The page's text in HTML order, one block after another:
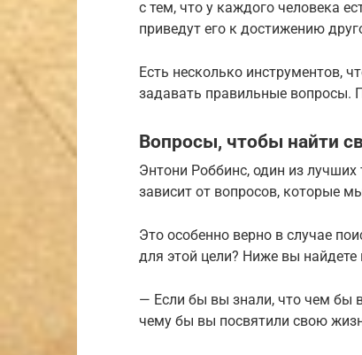
с тем, что у каждого человека
приведут его к достижению
Есть несколько
задавать правильные вопросы.
Вопросы, чтобы найти
Энтони Роббинс, один из
зависит от вопросов, которые
Это особенно верно в случае
для этой цели? Ниже вы
— Если бы вы знали, что чем бы
чему бы вы посвятили свою